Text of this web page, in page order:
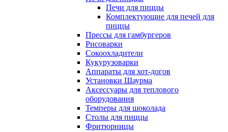
Печи для пиццы
Комплектующие для печей для
пиццы
Прессы для гамбургеров
Рисоварки
Сокоохладители
Кукурузоварки
Аппараты для хот-догов
Установки Шаурма
Аксессуары для теплового
оборудования
Темперы для шоколада
Столы для пиццы
Фритюрницы